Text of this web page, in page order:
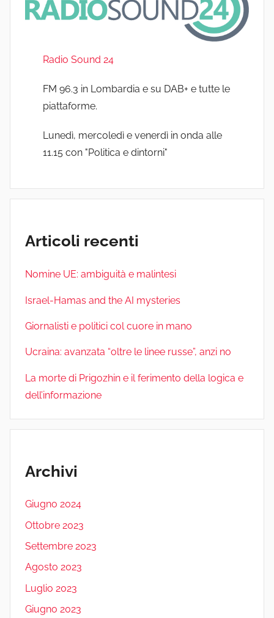
Radio Sound 24
FM 96.3 in Lombardia e su DAB+ e tutte le
piattaforme.
Lunedì, mercoledì e venerdì in onda alle
11.15 con "Politica e dintorni"
Articoli recenti
Nomine UE: ambiguità e malintesi
Israel-Hamas and the AI mysteries
Giornalisti e politici col cuore in mano
Ucraina: avanzata “oltre le linee russe”, anzi no
La morte di Prigozhin e il ferimento della logica e
dell’informazione
Archivi
Giugno 2024
Ottobre 2023
Settembre 2023
Agosto 2023
Luglio 2023
Giugno 2023